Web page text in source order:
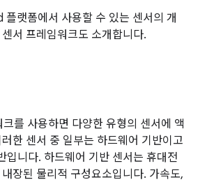
랫폼에서 사용할 수 있는 센서의 개
서 프레임워크도 소개합니다.
를 사용하면 다양한 유형의 센서에 액
한 센서 중 일부는 하드웨어 기반이고
입니다. 하드웨어 기반 센서는 휴대전
장된 물리적 구성요소입니다. 가속도,